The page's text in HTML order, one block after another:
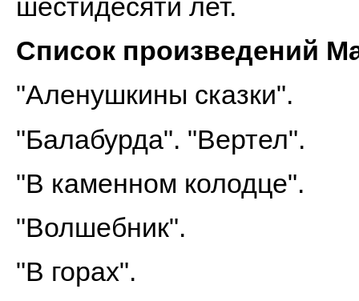
шестидесяти лет.
Список произведений
"Аленушкины сказки".
"Балабурда". "Вертел".
"В каменном колодце".
"Волшебник".
"В горах".